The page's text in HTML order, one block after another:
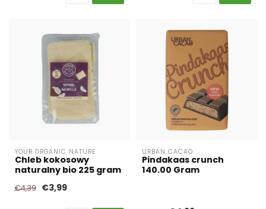
YOUR ORGANIC NATURE
Chleb kokosowy
naturalny bio 225 gram
€4,39 €3,99
URBAN CACAO
Pindakaas crunch
140.00 Gram